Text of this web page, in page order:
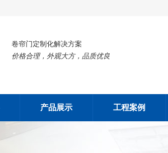
卷帘门定制化解决方案
价格合理，外观大方，品质优良
产品展示 工程案例